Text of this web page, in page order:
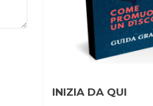
INIZIA DA QUI